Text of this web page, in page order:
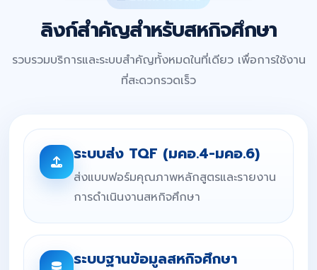
ลิงก์สำคัญสำหรับสหกิจศึกษา
รวบรวมบริการและระบบสำคัญทั้งหมดในที่เดียว เพื่อการใช้งาน
ที่สะดวกรวดเร็ว
ระบบส่ง TQF (มคอ.4-มคอ.6)
ส่งแบบฟอร์มคุณภาพหลักสูตรและรายงาน
การดำเนินงานสหกิจศึกษา
ระบบฐานข้อมูลสหกิจศึกษา